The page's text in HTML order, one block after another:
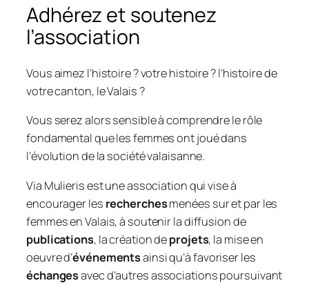
Adhérez et soutenez
l’association
Vous aimez l’histoire ? votre histoire ? l’histoire de
votre canton, le Valais ?
Vous serez alors sensible à comprendre le rôle
fondamental que les femmes ont joué dans
l’évolution de la société valaisanne.
Via Mulieris est une association qui vise à
encourager les recherchesmenées sur et par les
femmes en Valais, à soutenir la diffusion de
publications, la création deprojets, la mise en
oeuvre d’événementsainsi qu’à favoriser les
échangesavec d’autres associations poursuivant